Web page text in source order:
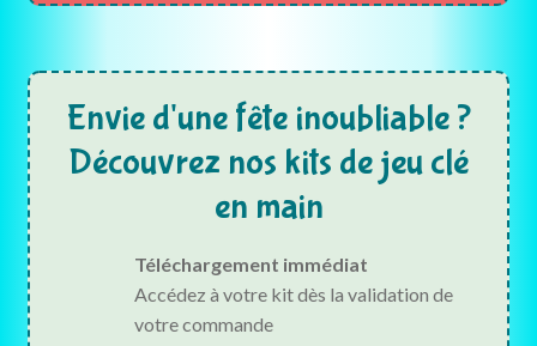
Envie d'une fête inoubliable ?
Découvrez nos kits de jeu clé
en main
Téléchargement immédiat
Accédez à votre kit dès la validation de
votre commande